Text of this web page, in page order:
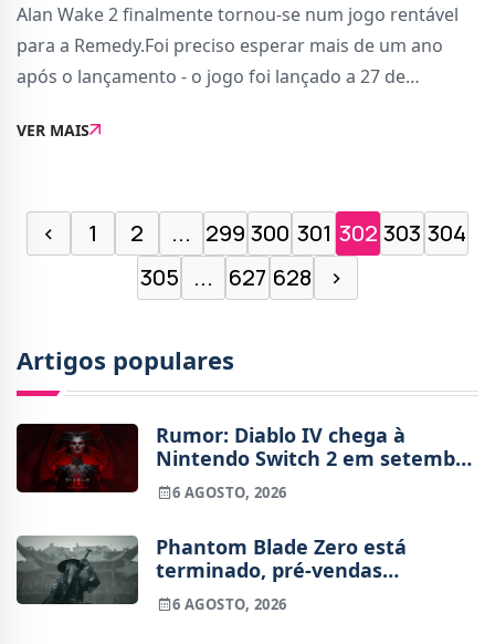
Alan Wake 2 finalmente tornou-se num jogo rentável
para a Remedy.Foi preciso esperar mais de um ano
após o lançamento - o jogo foi lançado a 27 de
alcançar o estado de lucro. Na apresentação dos re
VER MAIS
‹ 1 2 ... 299 300 301 302 303 304
305 ... 627 628 ›
Artigos populares
Rumor: Diablo IV chega à
Nintendo Switch 2 em setembro
e vai custar o preço de um jogo
novo
6 AGOSTO, 2026
Phantom Blade Zero está
terminado, pré-vendas
começam na próxima semana
6 AGOSTO, 2026